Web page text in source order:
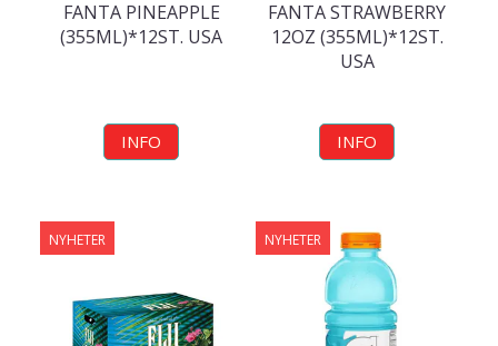
FANTA PINEAPPLE
(355ML)*12ST. USA
INFO
FANTA STRAWBERRY
12OZ (355ML)*12ST.
USA
INFO
NYHETER NYHETER